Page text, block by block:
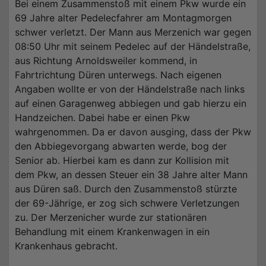
Bei einem Zusammenstoß mit einem Pkw wurde ein
69 Jahre alter Pedelecfahrer am Montagmorgen
schwer verletzt. Der Mann aus Merzenich war gegen
08:50 Uhr mit seinem Pedelec auf der Händelstraße,
aus Richtung Arnoldsweiler kommend, in
Fahrtrichtung Düren unterwegs. Nach eigenen
Angaben wollte er von der Händelstraße nach links
auf einen Garagenweg abbiegen und gab hierzu ein
Handzeichen. Dabei habe er einen Pkw
wahrgenommen. Da er davon ausging, dass der Pkw
den Abbiegevorgang abwarten werde, bog der
Senior ab. Hierbei kam es dann zur Kollision mit
dem Pkw, an dessen Steuer ein 38 Jahre alter Mann
aus Düren saß. Durch den Zusammenstoß stürzte
der 69-Jährige, er zog sich schwere Verletzungen
zu. Der Merzenicher wurde zur stationären
Behandlung mit einem Krankenwagen in ein
Krankenhaus gebracht.